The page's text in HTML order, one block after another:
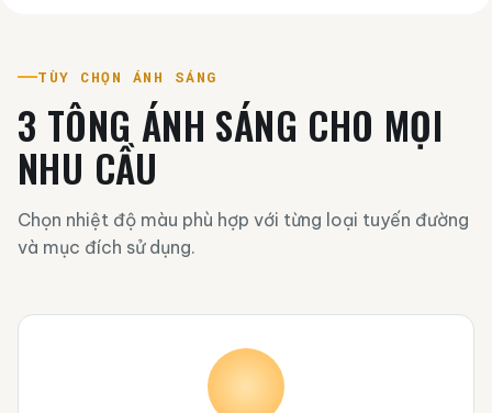
TÙY CHỌN ÁNH SÁNG
3 TÔNG ÁNH SÁNG CHO MỌI
NHU CẦU
Chọn nhiệt độ màu phù hợp với từng loại tuyến đường
và mục đích sử dụng.